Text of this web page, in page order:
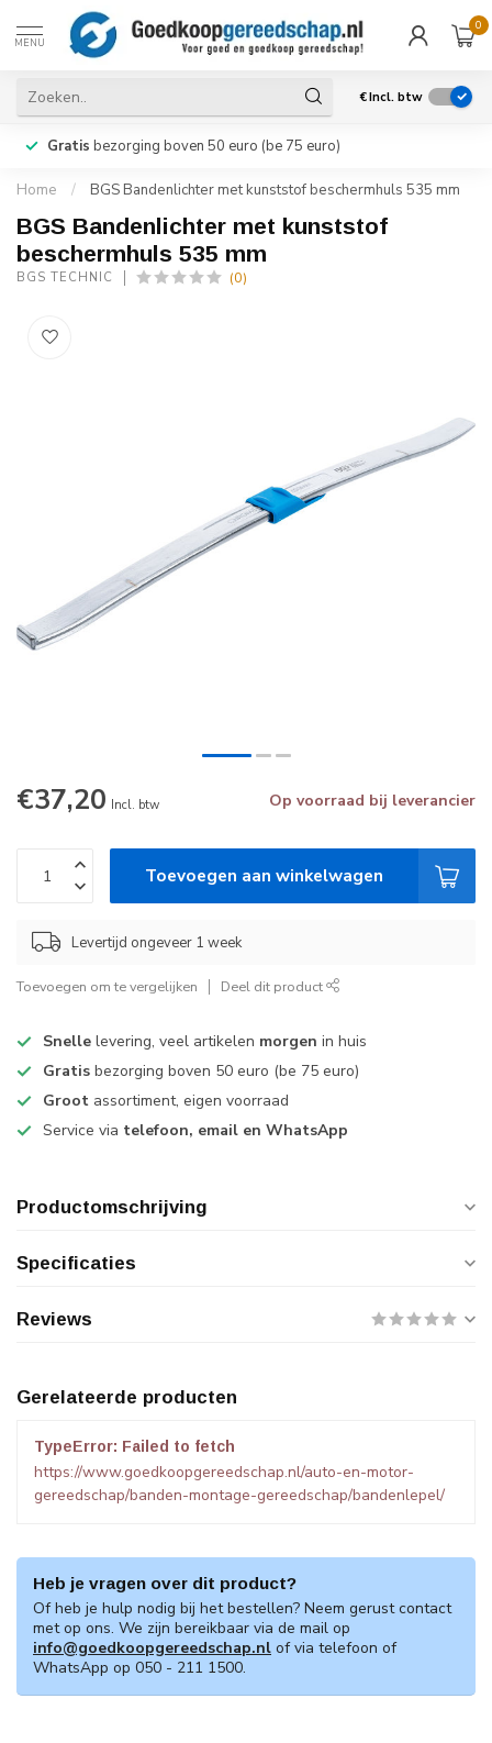
MENU
0
€Incl. btw
Gratis bezorging boven 50 euro (be 75 euro)
Home / BGS Bandenlichter met kunststof beschermhuls 535 mm
BGS Bandenlichter met kunststof
beschermhuls 535 mm
BGS TECHNIC (0)
€37,20 Incl. btw Op voorraad bij leverancier
Toevoegen aan winkelwagen
Levertijd ongeveer 1 week
Toevoegen om te vergelijken Deel dit product
Snelle levering, veel artikelen morgen in huis
Gratis bezorging boven 50 euro (be 75 euro)
Groot assortiment, eigen voorraad
Service via telefoon, email en WhatsApp
Productomschrijving
Specificaties
Reviews
Gerelateerde producten
TypeError: Failed to fetch
https://www.goedkoopgereedschap.nl/auto-en-motor-
gereedschap/banden-montage-gereedschap/bandenlepel/
Heb je vragen over dit product?
Of heb je hulp nodig bij het bestellen? Neem gerust contact
met op ons. We zijn bereikbaar via de mail op
info@goedkoopgereedschap.nl of via telefoon of
WhatsApp op 050 - 211 1500.